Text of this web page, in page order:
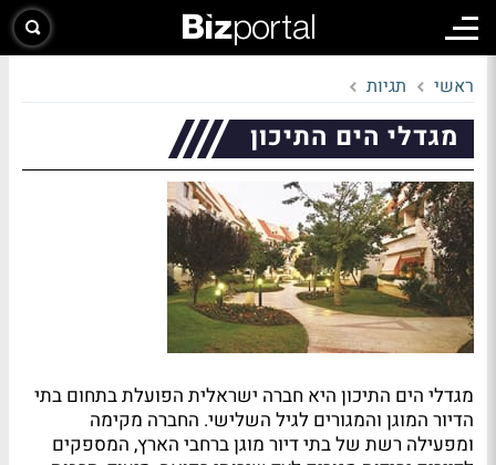
ראשי תגיות
מגדלי הים התיכון
מגדלי הים התיכון היא חברה ישראלית הפועלת בתחום בתי
הדיור המוגן והמגורים לגיל השלישי. החברה מקימה
ומפעילה רשת של בתי דיור מוגן ברחבי הארץ, המספקים